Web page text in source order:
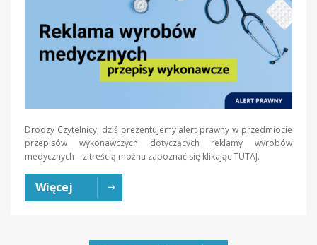
Drodzy Czytelnicy, dziś prezentujemy alert prawny w przedmiocie
przepisów wykonawczych dotyczących reklamy wyrobów
medycznych – z treścią można zapoznać się klikając TUTAJ.
Więcej